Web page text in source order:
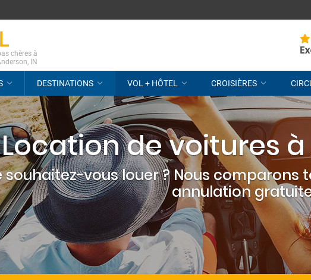
chères à
IN
DESTINATIONS VOL + HÔTEL CROISIÈRES
Location de voitures à
souhaitez-vous louer ? Nous comparons
annulation